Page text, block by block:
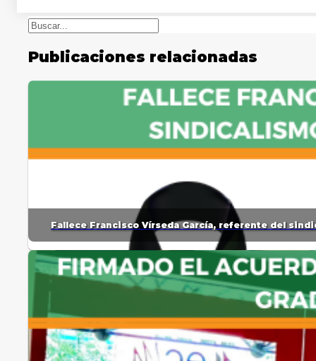
Buscar
Publicaciones relacionadas
Fallece Francisco Vírseda García, referente del